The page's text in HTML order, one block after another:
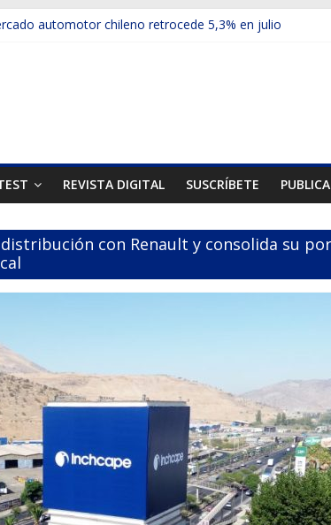
automotor chileno retrocede 5,3% en julio
Pick-ups presentó la recién estrenada Bolden en la Expo
mercado internacional en lanzar la nueva Maxus
REVISTA DIGITAL SUSCRÍBETE
con Renault y consolida su